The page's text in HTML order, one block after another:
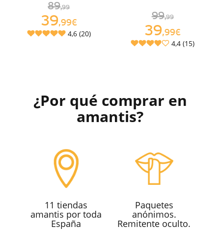
89,99
39,99€
4,6 (20)
99,99
39,99€
4,4 (15)
¿Por qué comprar en
amantis?
11 tiendas
amantis por toda
España
Paquetes
anónimos.
Remitente oculto.